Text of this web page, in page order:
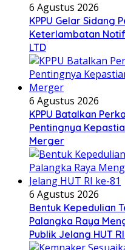
6 Agustus 2026
KPPU Gelar Sidang
Keterlambatan
LTD
6 Agustus 2026
KPPU Batalkan
Pentingnya
Merger
6 Agustus 2026
Bentuk Kepedulian
Palangka Raya
Publik Jelang HUT